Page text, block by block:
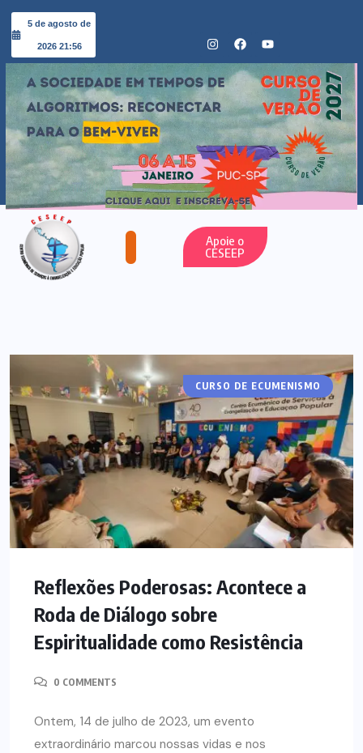
5 de agosto de
2026 21:56
Apoie o
CESEEP
CURSO DE ECUMENISMO
Reflexões Poderosas: Acontece a
Roda de Diálogo sobre
Espiritualidade como Resistência
0 COMMENTS
Ontem, 14 de julho de 2023, um evento
extraordinário marcou nossas vidas e nos